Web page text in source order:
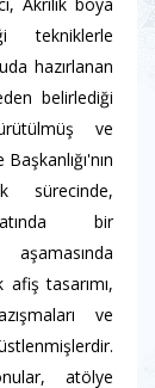
tekniklerle
hazırlanan
belirlediği
ve
sürecinde,
bir
tasarımı,
ve
atölye